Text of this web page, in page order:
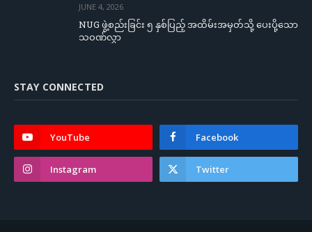
JUNE 4, 2026
NUG ဖွဲ့စည်းခြင်း ၅ နှစ်ပြည့် အထိမ်းအမှတ်သို့ ပေးပို့သော
သဝဏ်လွှာ
STAY CONNECTED
YouTube Facebook
Instagram Twitter